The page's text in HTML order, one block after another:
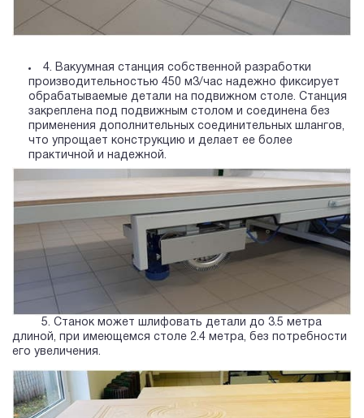
4. Вакуумная станция собственной разработки
производительностью 450 м3/час надежно фиксирует
обрабатываемые детали на подвижном столе. Станция
закреплена под подвижным столом и соединена без
применения дополнительных соединительных шлангов,
что упрощает конструкцию и делает ее более
практичной и надежной.
5. Станок может шлифовать детали до 3.5 метра
длиной, при имеющемся столе 2.4 метра, без потребности
его увеличения.